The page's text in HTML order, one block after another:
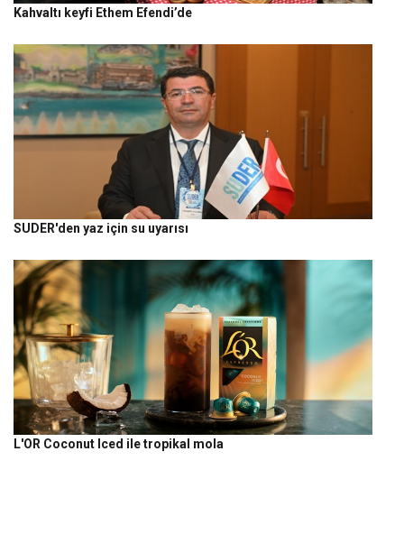
Kahvaltı keyfi Ethem Efendi’de
SUDER'den yaz için su uyarısı
L'OR Coconut Iced ile tropikal mola